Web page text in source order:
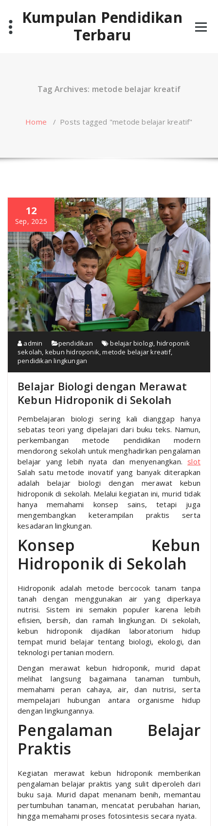
contentKumpulan Pendidikan
Terbaru
Tag Archives: metode belajar kreatif
Home / Posts tagged "metode belajar kreatif"
12
Sep, 2025
admin pendidikan belajar biologi, hidroponik
sekolah, kebun hidroponik,metode belajar kreatif,
pendidikan lingkungan
Belajar Biologi dengan Merawat
Kebun Hidroponik di Sekolah
Pembelajaran biologi sering kali dianggap hanya
sebatas teori yang dipelajari dari buku teks. Namun,
perkembangan metode pendidikan modern
mendorong sekolah untuk menghadirkan pengalaman
belajar yang lebih nyata dan menyenangkan. slot
Salah satu metode inovatif yang banyak diterapkan
adalah belajar biologi dengan merawat kebun
hidroponik di sekolah. Melalui kegiatan ini, murid tidak
hanya memahami konsep sains, tetapi juga
mengembangkan keterampilan praktis serta
kesadaran lingkungan.
Konsep Kebun
Hidroponik di Sekolah
Hidroponik adalah metode bercocok tanam tanpa
tanah dengan menggunakan air yang diperkaya
nutrisi. Sistem ini semakin populer karena lebih
efisien, bersih, dan ramah lingkungan. Di sekolah,
kebun hidroponik dijadikan laboratorium hidup
tempat murid belajar tentang biologi, ekologi, dan
teknologi pertanian modern.
Dengan merawat kebun hidroponik, murid dapat
melihat langsung bagaimana tanaman tumbuh,
memahami peran cahaya, air, dan nutrisi, serta
mempelajari hubungan antara organisme hidup
dengan lingkungannya.
Pengalaman Belajar
Praktis
Kegiatan merawat kebun hidroponik memberikan
pengalaman belajar praktis yang sulit diperoleh dari
buku saja. Murid dapat menanam benih, memantau
pertumbuhan tanaman, mencatat perubahan harian,
hingga memahami proses fotosintesis secara nyata.